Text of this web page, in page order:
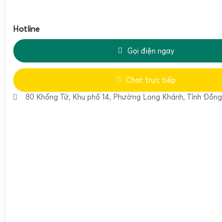
đây là các bước chi tiết:
2.1 Chuẩn bị thiết bị
Điện thoại thông minh phải bật Bluetooth và cài
Hotline
Gọi điện ngay
Chat trực tiếp
80 Khổng Tử, Khu phố 14, Phường Long Khánh, Tỉnh